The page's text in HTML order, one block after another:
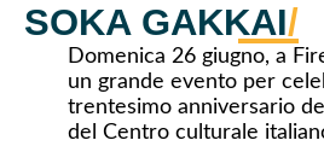
SOKA GAKKAI/
Domenica 26 giugno, a
un grande evento per
trentesimo anniversario
del Centro culturale